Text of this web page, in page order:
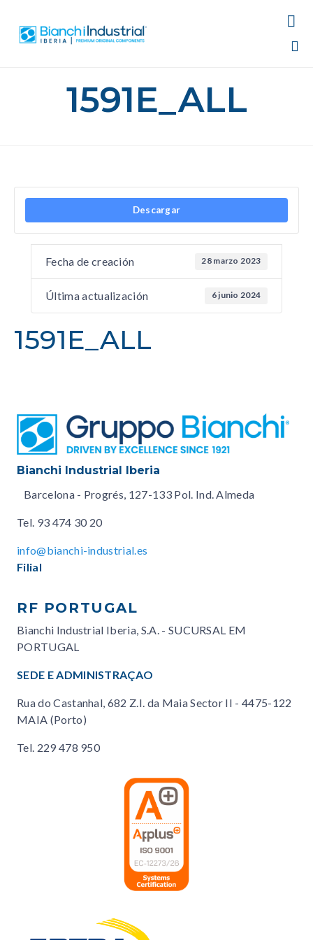

1591E_ALL
Descargar
Fecha de creación 28 marzo 2023
Última actualización 6 junio 2024
1591E_ALL
Bianchi Industrial Iberia
Barcelona - Progrés, 127-133 Pol. Ind. Almeda
Tel. 93 474 30 20
info@bianchi-industrial.es
Filial
RF PORTUGAL
Bianchi Industrial Iberia, S.A. - SUCURSAL EM
PORTUGAL
SEDE E ADMINISTRAÇAO
Rua do Castanhal, 682 Z.I. da Maia Sector II - 4475-122
MAIA (Porto)
Tel. 229 478 950